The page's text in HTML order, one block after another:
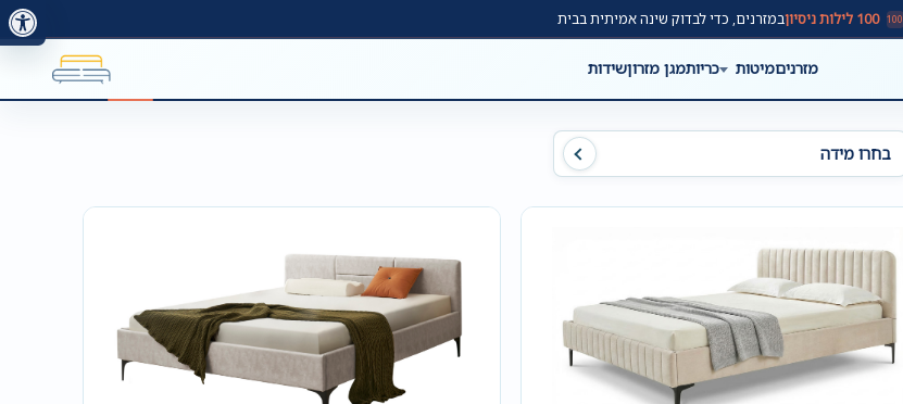
100 100 לילות ניסיון במזרנים, כדי לבדוק שינה אמיתית בבית
מזרניםמיטות כריותמגן מזרוןשידות
בחרו מידה